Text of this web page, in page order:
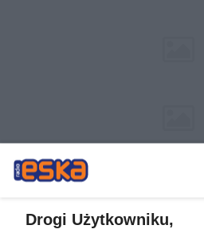
Drogi Użytkowniku,